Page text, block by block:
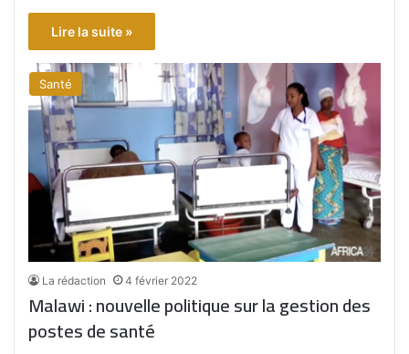
Lire la suite »
Santé
La rédaction 4 février 2022
Malawi : nouvelle politique sur la gestion des
postes de santé